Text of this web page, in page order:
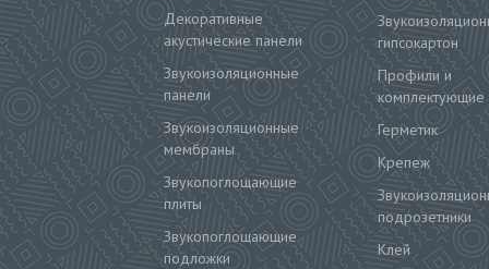
Декоративные
акустические панели
Звукоизоляционные
панели
Звукоизоляционные
мембраны
Звукопоглощающие
плиты
Звукопоглощающие
подложки
гипсокартон
Профили и
комплектующие
Герметик
Крепеж
подрозетники
Клей